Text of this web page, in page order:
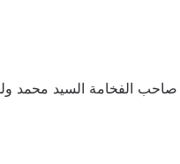
الأربعاء (12 يوليو 2023) تحت رئاسة صاحب الفخامة السيد